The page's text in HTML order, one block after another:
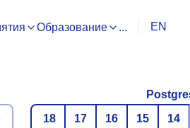
Образование ... EN
18
17 16 15 14